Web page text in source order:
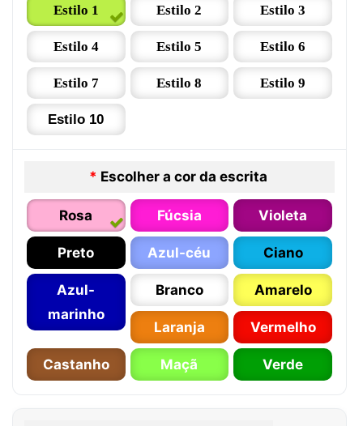
Estilo 1 Estilo 2 Estilo 3
Estilo 4 Estilo 5 Estilo 6
Estilo 7 Estilo 8 Estilo 9
Estilo 10
* Escolher a cor da escrita
Rosa Fúcsia Violeta
Preto Azul-céu Ciano
Azul-
marinho
Branco Amarelo
Laranja Vermelho
Castanho Maçã Verde